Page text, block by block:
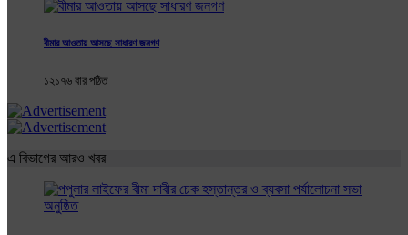
বীমার আওতায় আসছে সাধারণ জনগণ
১২১৭৬ বার পঠিত
এ বিভাগের আরও খবর